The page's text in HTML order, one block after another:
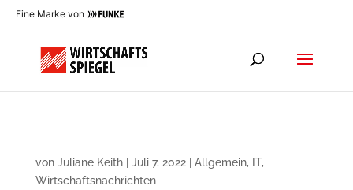
Eine Marke von
von Juliane Keith| Juli 7, 2022| Allgemein, IT,
Wirtschaftsnachrichten